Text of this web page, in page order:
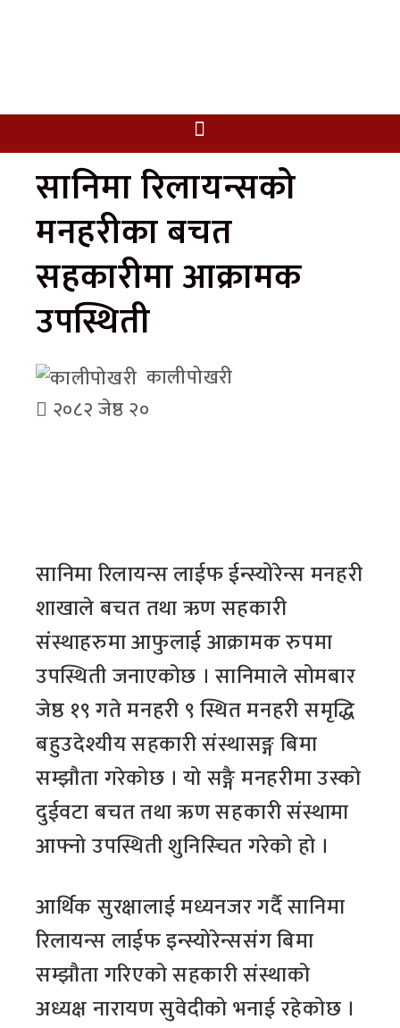
सानिमा रिलायन्सको
मनहरीका बचत
सहकारीमा आक्रामक
उपस्थिती
कालीपोखरी
२०८२ जेष्ठ २०
सानिमा रिलायन्स लाईफ ईन्स्योरेन्स मनहरी
शाखाले बचत तथा ऋण सहकारी
संस्थाहरुमा आफुलाई आक्रामक रुपमा
उपस्थिती जनाएकोछ । सानिमाले सोमबार
जेष्ठ १९ गते मनहरी ९ स्थित मनहरी समृद्धि
बहुउदेश्यीय सहकारी संस्थासङ्ग बिमा
सम्झौता गरेकोछ । यो सङ्गै मनहरीमा उस्को
दुईवटा बचत तथा ऋण सहकारी संस्थामा
आफ्नो उपस्थिती शुनिस्चित गरेको हो ।
आर्थिक सुरक्षालाई मध्यनजर गर्दै सानिमा
रिलायन्स लाईफ इन्स्योरेन्ससंग बिमा
सम्झौता गरिएको सहकारी संस्थाको
अध्यक्ष नारायण सुवेदीको भनाई रहेकोछ ।